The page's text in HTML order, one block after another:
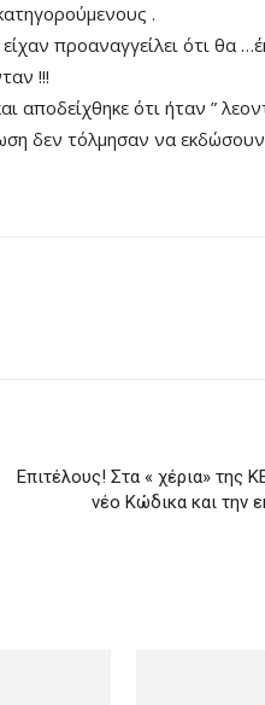
.
προαναγγείλει ότι θα
!!!
αποδείχθηκε ότι ήταν ”
δεν τόλμησαν να
Επιτέλους! Στα « χέρια» της
νέο Κώδικα και την